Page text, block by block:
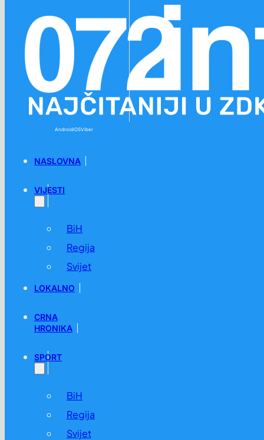
AndroidiOSViber
NASLOVNA
VIJESTI
BiH
Regija
Svijet
LOKALNO
CRNA
HRONIKA
SPORT
BiH
Regija
Svijet